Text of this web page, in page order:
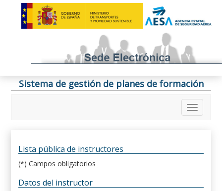
Sistema de gestión de planes de formación
Lista pública de instructores
(*) Campos obligatorios
Datos del instructor